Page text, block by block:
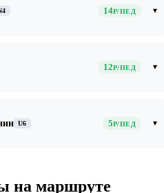
14Р/НЕД ▾
12Р/НЕД ▾
U6 5Р/НЕД ▾
на маршруте